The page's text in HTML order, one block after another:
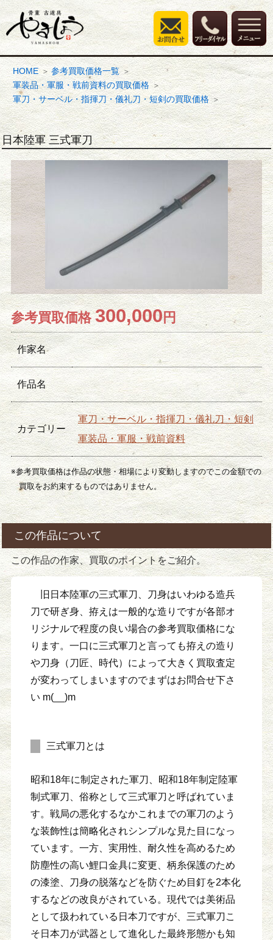
HOME
参考買取価格一覧
軍装品・軍服・戦前資料の買取価格
軍刀・サーベル・指揮刀・儀礼刀・短剣の買取価格
日本陸軍 三式軍刀
参考買取価格300,000円
作家名
作品名
カテゴリー
軍刀・サーベル・指揮刀・儀礼刀・短剣
軍装品・軍服・戦前資料
※参考買取価格は作品の状態・相場により変動しますのでこの金額での
買取をお約束するものではありません。
この作品について
この作品の作家、買取のポイントをご紹介。
旧日本陸軍の三式軍刀、刀身はいわゆる造兵
刀で研ぎ身、拵えは一般的な造りですが各部オ
リジナルで程度の良い場合の参考買取価格にな
ります。一口に三式軍刀と言っても拵えの造り
や刀身（刀匠、時代）によって大きく買取査定
が変わってしまいますのでまずはお問合せ下さ
い m(__)m
三式軍刀とは
昭和18年に制定された軍刀、昭和18年制定陸軍
制式軍刀、俗称として三式軍刀と呼ばれていま
す。戦局の悪化するなかこれまでの軍刀のよう
な装飾性は簡略化されシンプルな見た目になっ
ています。一方、実用性、耐久性を高めるため
防塵性の高い鯉口金具に変更、柄糸保護のため
の漆塗、刀身の脱落などを防ぐため目釘を2本化
するなどの改良がされている。現代では美術品
として扱われている日本刀ですが、三式軍刀こ
そ日本刀が武器として進化した最終形態かも知